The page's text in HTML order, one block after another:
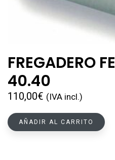
FREGADERO
40.40
110,00€ (IVA incl.)
AÑADIR AL CARRITO